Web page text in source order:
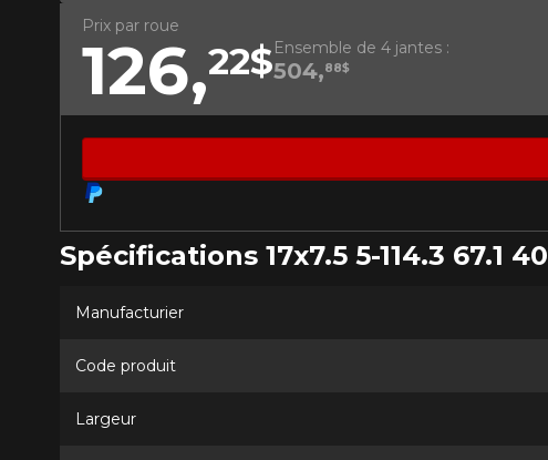
Prix par roue
126,22$Ensemble de 4 jantes :
504,88$
Spécifications 17x7.5 5-114.3 67.1 40
Manufacturier
Code produit
Largeur